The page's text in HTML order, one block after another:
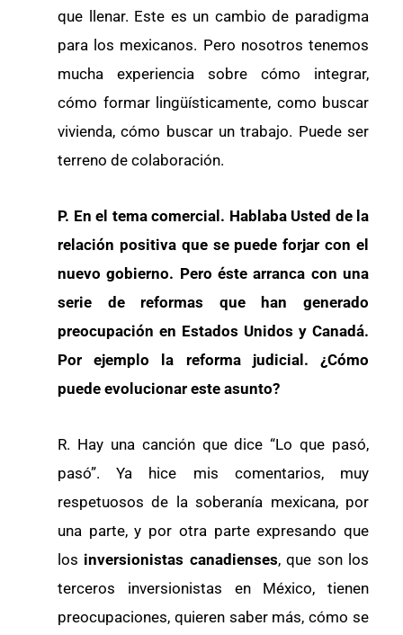
que llenar. Este es un cambio de paradigma
para los mexicanos. Pero nosotros tenemos
mucha experiencia sobre cómo integrar,
cómo formar lingüísticamente, como buscar
vivienda, cómo buscar un trabajo. Puede ser
terreno de colaboración.
P. En el tema comercial. Hablaba Usted de la
relación positiva que se puede forjar con el
nuevo gobierno. Pero éste arranca con una
serie de reformas que han generado
preocupación en Estados Unidos y Canadá.
Por ejemplo la reforma judicial. ¿Cómo
puede evolucionar este asunto?
R. Hay una canción que dice “Lo que pasó,
pasó”. Ya hice mis comentarios, muy
respetuosos de la soberanía mexicana, por
una parte, y por otra parte expresando que
los inversionistas canadienses, que son los
terceros inversionistas en México, tienen
preocupaciones, quieren saber más, cómo se